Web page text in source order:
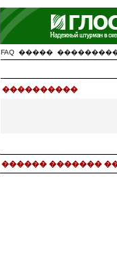
FAQ �����
����������
������ �������